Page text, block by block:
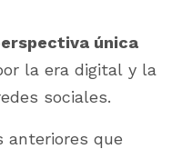
única
la era digital y la
sociales.
anteriores que